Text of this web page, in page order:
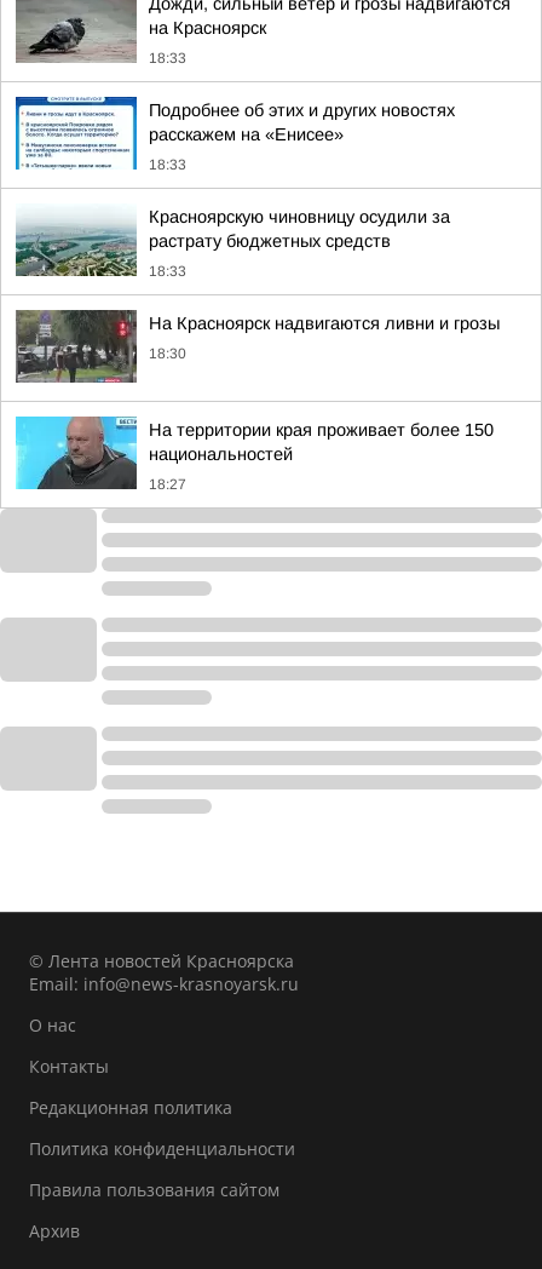
на Красноярск
18:33
Подробнее об этих и других новостях
расскажем на «Енисее»
18:33
Красноярскую чиновницу осудили за
растрату бюджетных средств
18:33
На Красноярск надвигаются ливни и грозы
18:30
На территории края проживает более 150
национальностей
18:27
© Лента новостей Красноярска
Email: info@news-krasnoyarsk.ru
О нас
Контакты
Редакционная политика
Политика конфиденциальности
Правила пользования сайтом
Архив